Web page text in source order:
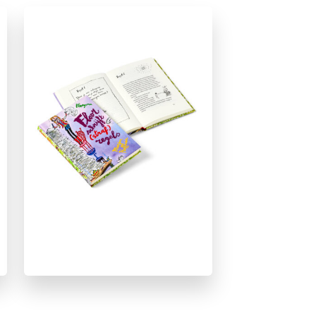
Georgien Overwater